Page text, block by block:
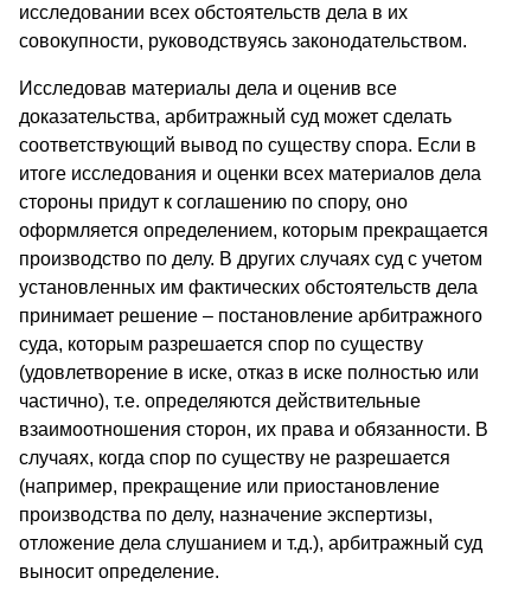
исследовании всех обстоятельств дела в их
совокупности, руководствуясь законодательством.
Исследовав материалы дела и оценив все
доказательства, арбитражный суд может сделать
соответствующий вывод по существу спора. Если в
итоге исследования и оценки всех материалов дела
стороны придут к соглашению по спору, оно
оформляется определением, которым прекращается
производство по делу. В других случаях суд с учетом
установленных им фактических обстоятельств дела
принимает решение – постановление арбитражного
суда, которым разрешается спор по существу
(удовлетворение в иске, отказ в иске полностью или
частично), т.е. определяются действительные
взаимоотношения сторон, их права и обязанности. В
случаях, когда спор по существу не разрешается
(например, прекращение или приостановление
производства по делу, назначение экспертизы,
отложение дела слушанием и т.д.), арбитражный суд
выносит определение.